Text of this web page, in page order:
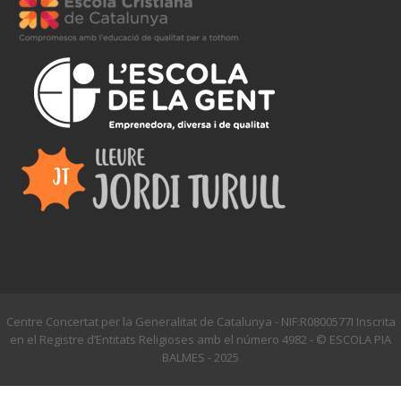
Centre Concertat per la Generalitat de Catalunya - NIF:R0800577I Inscrita
en el Registre d’Entitats Religioses amb el número 4982 - © ESCOLA PIA
BALMES - 2025